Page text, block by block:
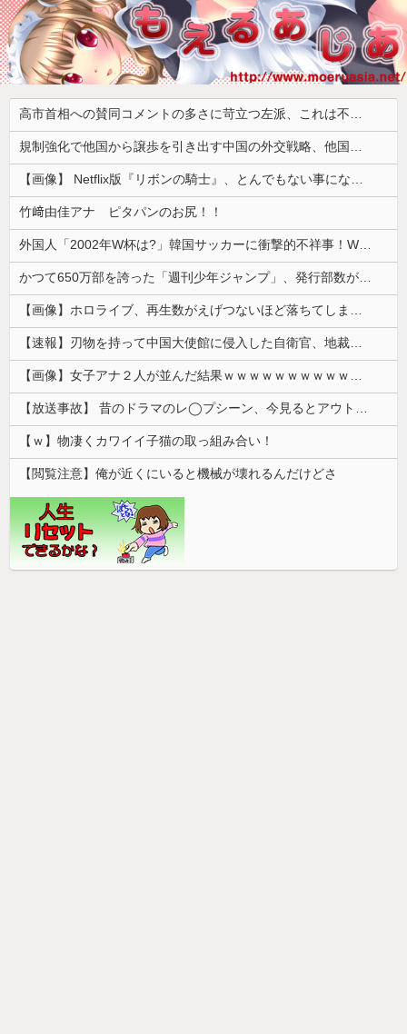
高市首相への賛同コメントの多さに苛立つ左派、これは不正工作に違いない！と確信してしまった結果……
規制強化で他国から譲歩を引き出す中国の外交戦略、他国がサプライチェーン変更で対抗した結果……
【画像】 Netflix版『リボンの騎士』、とんでもない事になるｗｗｗｗｗ
竹﨑由佳アナ ピタパンのお尻！！
外国人「2002年W杯は?」韓国サッカーに衝撃的不祥事！W杯予選でレフリーへの性的接待発覚！海外騒然！【海外の反応】
かつて650万部を誇った「週刊少年ジャンプ」、発行部数が初の100万部割れ
【画像】ホロライブ、再生数がえげつないほど落ちてしまう……にじさんじは上がってるのに何故？
【速報】刃物を持って中国大使館に侵入した自衛官、地裁でついに動機明かす
【画像】女子アナ２人が並んだ結果ｗｗｗｗｗｗｗｗｗｗｗｗｗｗｗｗｗｗｗｗｗｗｗｗｗｗｗｗｗｗ 【Pickup06072014】
【放送事故】 昔のドラマのレ◯プシーン、今見るとアウトすぎる・・・
【ｗ】物凄くカワイイ子猫の取っ組み合い！
【閲覧注意】俺が近くにいると機械が壊れるんだけどさ